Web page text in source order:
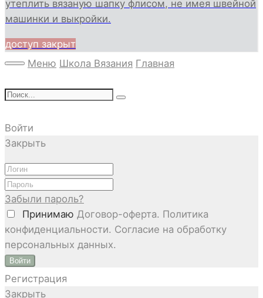
утеплить вязаную шапку флисом, не имея швейной
машинки и выкройки.
доступ закрыт
Меню Школа Вязания Главная
Войти
Закрыть
Забыли пароль?
Принимаю Договор-оферта. Политика
конфиденциальности. Согласие на обработку
персональных данных.
Войти
Регистрация
Закрыть